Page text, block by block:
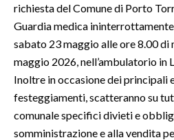
richiesta del Comune di Porto
Guardia medica
sabato 23 maggio alle ore 8.00 di
maggio 2026, nell’ambulatorio in
Inoltre in occasione dei principali
festeggiamenti, scatteranno su
comunale specifici divieti e
somministrazione e alla vendita